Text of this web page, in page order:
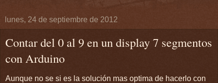
lunes, 24 de septiembre de 2012
Contar del 0 al 9 en un display 7 segmentos
con Arduino
Aunque no se si es la solución mas optima de hacerlo con